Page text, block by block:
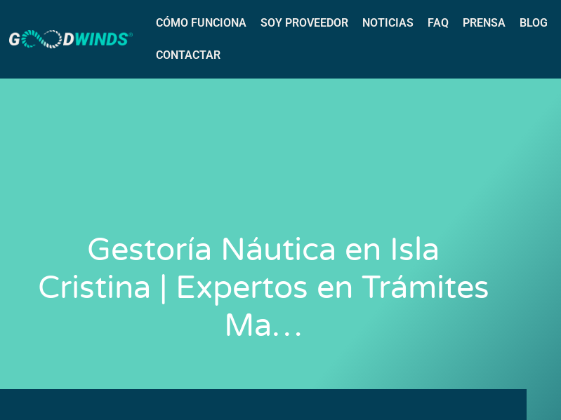
CÓMO FUNCIONA SOY PROVEEDOR NOTICIAS FAQ PRENSA BLOG
CONTACTAR
Gestoría Náutica en Isla
Cristina | Expertos en Trámites
Ma…